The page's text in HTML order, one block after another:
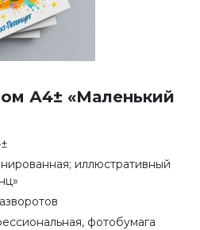
А4± «Маленький
иллюстративный
фотобумага